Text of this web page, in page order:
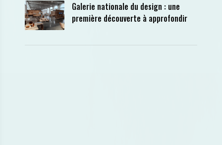
Galerie nationale du design : une
première découverte à approfondir